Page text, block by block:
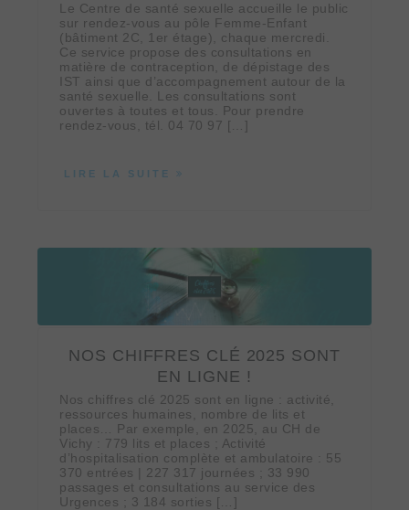
Le Centre de santé sexuelle accueille le public
sur rendez-vous au pôle Femme-Enfant
(bâtiment 2C, 1er étage), chaque mercredi.
Ce service propose des consultations en
matière de contraception, de dépistage des
IST ainsi que d’accompagnement autour de la
santé sexuelle. Les consultations sont
ouvertes à toutes et tous. Pour prendre
rendez-vous, tél. 04 70 97 […]
LIRE LA SUITE
NOS CHIFFRES CLÉ 2025 SONT
EN LIGNE !
Nos chiffres clé 2025 sont en ligne : activité,
ressources humaines, nombre de lits et
places… Par exemple, en 2025, au CH de
Vichy : 779 lits et places ; Activité
d’hospitalisation complète et ambulatoire : 55
370 entrées | 227 317 journées ; 33 990
passages et consultations au service des
Urgences ; 3 184 sorties […]